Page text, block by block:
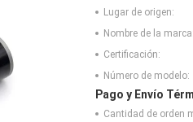
Lugar de origen:
Nombre de la
Certificación:
Número de modelo:
Pago y Envío
Cantidad de orden